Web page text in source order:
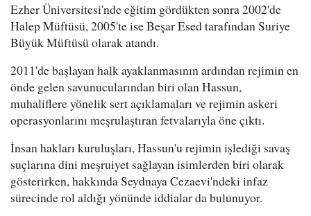
Ezher Üniversitesi'nde eğitim gördükten sonra 2002'de
Halep Müftüsü, 2005'te ise Beşar Esed tarafından Suriye
Büyük Müftüsü olarak atandı.
2011'de başlayan halk ayaklanmasının ardından rejimin en
önde gelen savunucularından biri olan Hassun,
muhaliflere yönelik sert açıklamaları ve rejimin askeri
operasyonlarını meşrulaştıran fetvalarıyla öne çıktı.
İnsan hakları kuruluşları, Hassun'u rejimin işlediği savaş
suçlarına dini meşruiyet sağlayan isimlerden biri olarak
gösterirken, hakkında Seydnaya Cezaevi'ndeki infaz
sürecinde rol aldığı yönünde iddialar da bulunuyor.